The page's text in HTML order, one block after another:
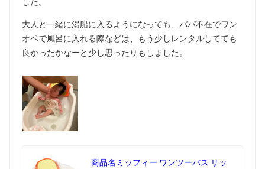
大人と一緒に湯船に入るようになっても、パパ不在でワン
オペで風呂に入れる際などは、もう少しレンタルしてても
良かったかなーと少し思ったりもしました。
商品名 ミッフィー ワンツーバス リッ